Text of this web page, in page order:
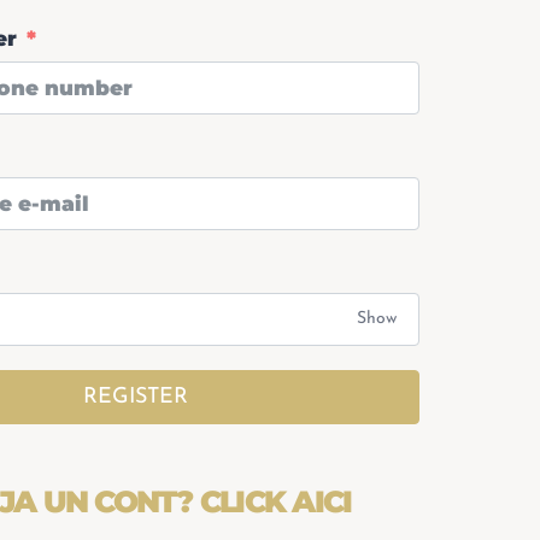
Show
REGISTER
UN CONT?CLICK AICI